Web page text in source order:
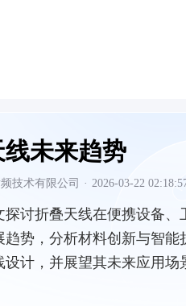
未来趋势
技术有限公司 · 2026-03-22
探讨折叠天线在便携设备、
趋势，分析材料创新与智能
计，并展望其未来应用场